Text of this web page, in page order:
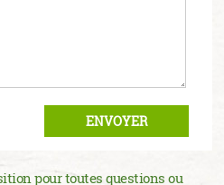
ENVOYER
pour toutes questions ou